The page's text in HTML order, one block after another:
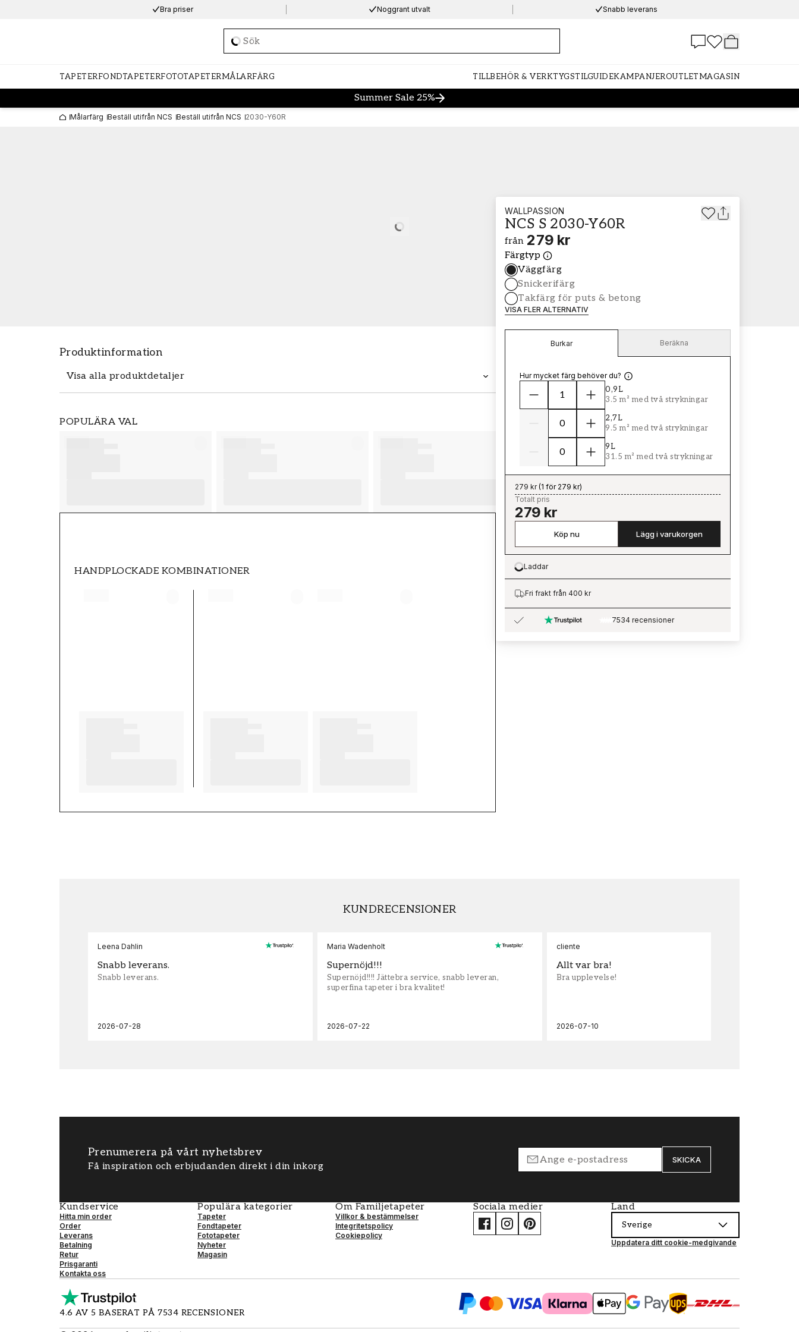
Bra priser Noggrant utvalt Snabb leverans
Loading…
TAPETERFONDTAPETERFOTOTAPETERMÅLARFÄRG TILLBEHÖR & VERKTYGSTILGUIDEKAMPANJEROUTLETMAGASIN
Summer Sale 25%
Målarfärg Beställ utifrån NCS Beställ utifrån NCS 2030-Y60R
Loading…
Produktinformation
Visa alla produktdetaljer
POPULÄRA VAL
HANDPLOCKADE KOMBINATIONER
WALLPASSION
NCS S 2030-Y60R
från 279 kr
Färgtyp
Väggfärg
Snickerifärg
Takfärg för puts & betong
VISA FLER ALTERNATIV
Burkar Beräkna
Hur mycket färg behöver du?
0,9L
3.5 m² med två strykningar
2,7L
9.5 m² med två strykningar
9L
31.5 m² med två strykningar
279 kr(1 för 279 kr)
Totalt pris
279 kr
Köp nu Lägg i varukorgen
Loading…
Laddar
Fri frakt från 400 kr
7534 recensioner
KUNDRECENSIONER
Leena Dahlin
Snabb leverans.
Snabb leverans.
2026-07-28
Maria Wadenholt
Supernöjd!!!
Supernöjd!!!! Jättebra service, snabb leveran,
superfina tapeter i bra kvalitet!
2026-07-22
cliente
Allt var bra!
Bra upplevelse!
2026-07-10
Prenumerera på vårt nyhetsbrev
Få inspiration och erbjudanden direkt i din inkorg
SKICKA
Kundservice
Hitta min order
Order
Leverans
Betalning
Retur
Prisgaranti
Kontakta oss
Populära kategorier
Tapeter
Fondtapeter
Fototapeter
Nyheter
Magasin
Om Familjetapeter
Villkor & bestämmelser
Integritetspolicy
Cookiepolicy
Sociala medier Land
Sverige
Uppdatera ditt cookie-medgivande
4.6 AV 5 BASERAT PÅ 7534 RECENSIONER